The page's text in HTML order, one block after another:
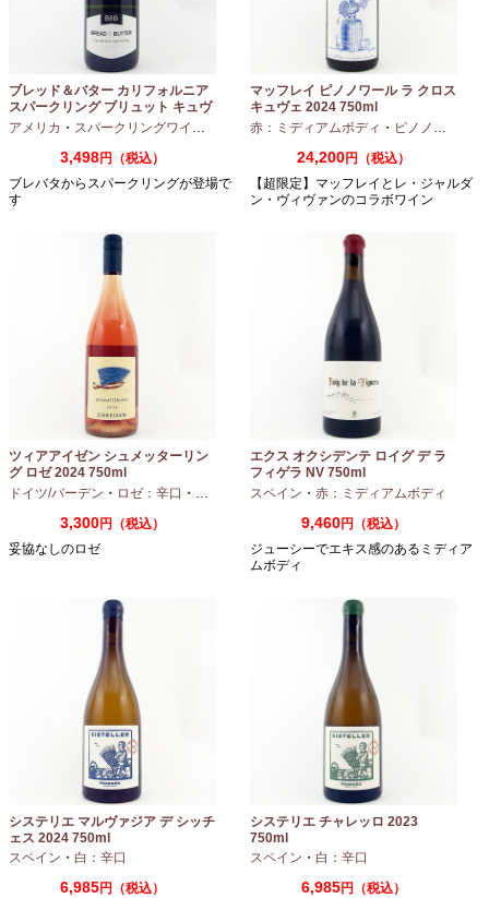
ブレッド＆バター カリフォルニア
スパークリング ブリュット キュヴ
ェ NV 750ml
アメリカ ・ スパークリングワイン シャルドネ
3,498円（税込）
ブレバタからスパークリングが登場で
す
マッフレイ ピノノワール ラ クロス
キュヴェ 2024 750ml
赤：ミディアムボディ ・ ピノノワール
24,200円（税込）
【超限定】マッフレイとレ・ジャルダ
ン・ヴィヴァンのコラボワイン
ツィアアイゼン シュメッターリン
グ ロゼ 2024 750ml
ドイツ/バーデン ・ ロゼ：辛口 ・ ピノノワール
3,300円（税込）
妥協なしのロゼ
エクス オクシデンテ ロイグ デ ラ
フィゲラ NV 750ml
（2022/2023）
スペイン ・ 赤：ミディアムボディ
9,460円（税込）
ジューシーでエキス感のあるミディア
ムボディ
システリエ マルヴァジア デ シッチ
ェス 2024 750ml
スペイン ・ 白：辛口
6,985円（税込）
システリエ チャレッロ 2023
750ml
スペイン ・ 白：辛口
6,985円（税込）